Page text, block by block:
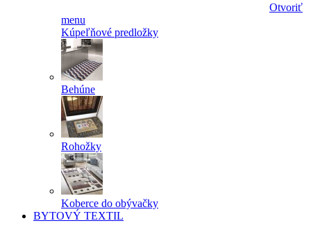
Otvoriť
menu
Kúpeľňové predložky
Behúne
Rohožky
Koberce do obývačky
BYTOVÝ TEXTIL